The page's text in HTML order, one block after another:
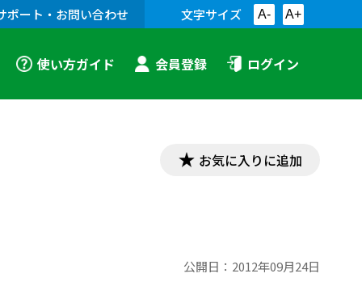
ポート・お問い合わせ 文字サイズ A- A+
使い方ガイド 会員登録 ログイン
お気に入りに追加
公開日： 2012年09月24日